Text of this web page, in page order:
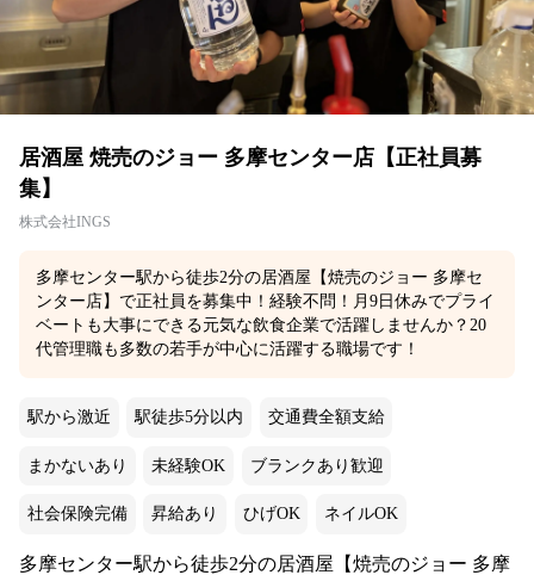
居酒屋 焼売のジョー 多摩センター店【正社員募
集】
株式会社INGS
多摩センター駅から徒歩2分の居酒屋【焼売のジョー 多摩セ
ンター店】で正社員を募集中！経験不問！月9日休みでプライ
ベートも大事にできる元気な飲食企業で活躍しませんか？20
代管理職も多数の若手が中心に活躍する職場です！
駅から激近 駅徒歩5分以内 交通費全額支給
まかないあり 未経験OK ブランクあり歓迎
社会保険完備 昇給あり ひげOK ネイルOK
多摩センター駅から徒歩2分の居酒屋【焼売のジョー 多摩